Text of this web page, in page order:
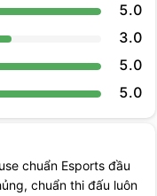
5.0
3.0
5.0
5.0
chuẩn Esports đầu
chuẩn thi đấu luôn